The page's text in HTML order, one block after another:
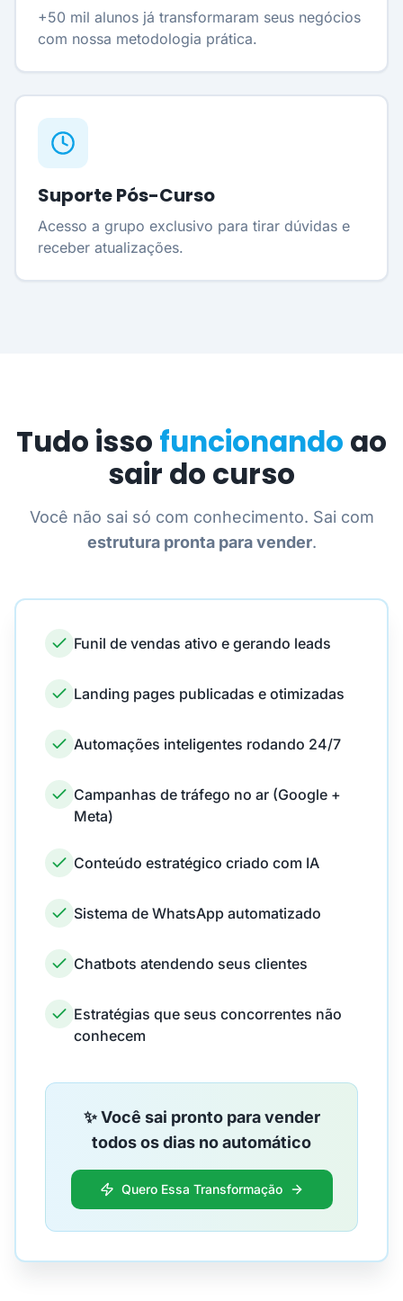
+50 mil alunos já transformaram seus negócios
com nossa metodologia prática.
Suporte Pós-Curso
Acesso a grupo exclusivo para tirar dúvidas e
receber atualizações.
Tudo isso funcionando ao
sair do curso
Você não sai só com conhecimento. Sai com
estrutura pronta para vender.
Funil de vendas ativo e gerando leads
Landing pages publicadas e otimizadas
Automações inteligentes rodando 24/7
Campanhas de tráfego no ar (Google +
Meta)
Conteúdo estratégico criado com IA
Sistema de WhatsApp automatizado
Chatbots atendendo seus clientes
Estratégias que seus concorrentes não
conhecem
✨ Você sai pronto para vender
todos os dias no automático
Quero Essa Transformação